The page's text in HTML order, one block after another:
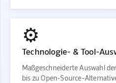
⚙️
Technologie- & Tool-
Maßgeschneiderte Auswahl
bis zu Open-Source-